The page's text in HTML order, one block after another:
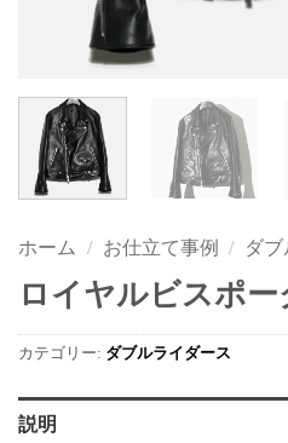
ホーム / お仕立て事例 / ダブ
ロイヤルビスポー
カテゴリー: ダブルライダース
説明